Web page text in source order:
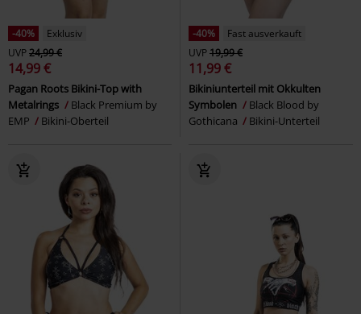
-40%
Exklusiv
UVP24,99 €
14,99 €
Pagan Roots Bikini-Top with
Metalrings
Black Premium by
EMP
Bikini-Oberteil
-40%
Fast ausverkauft
UVP19,99 €
11,99 €
Bikiniunterteil mit Okkulten
Symbolen
Black Blood by
Gothicana
Bikini-Unterteil